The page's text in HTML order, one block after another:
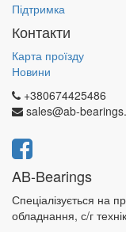
Підтримка
Контакти
Карта проїзду
Новини
+380674425486
sales@ab-
AB-Bearings
Спеціалізується на
обладнання, с/г